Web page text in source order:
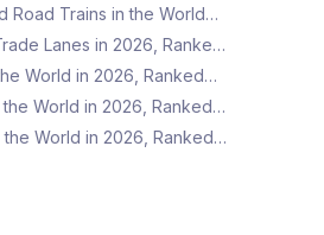
Road Trains in the World…
Lanes in 2026, Ranke…
World in 2026, Ranked…
World in 2026, Ranked…
World in 2026, Ranked…